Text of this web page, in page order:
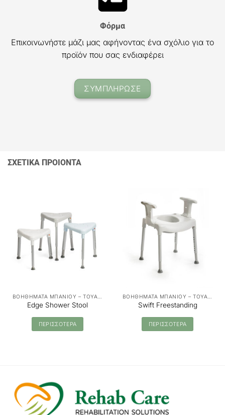
Φόρμα
Επικοινωνήστε μάζι μας αφήνοντας ένα σχόλιο για το
προϊόν που σας ενδιαφέρει
ΣΥΜΠΛΗΡΩΣΕ
ΣΧΕΤΙΚΑ ΠΡΟΙΟΝΤΑ
Edge Shower Stool
ΠΕΡΙΣΣΟΤΕΡΑ
Swift Freestanding
ΠΕΡΙΣΣΟΤΕΡΑ